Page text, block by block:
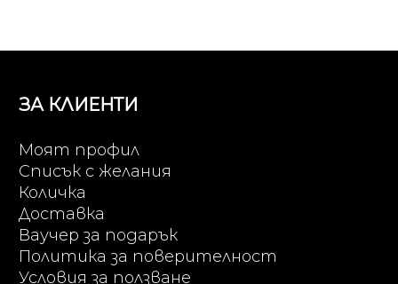
ЗА КЛИЕНТИ
Моят профил
Списък с желания
Количка
Доставка
Ваучер за подарък
Политика за поверителност
Условия за ползване